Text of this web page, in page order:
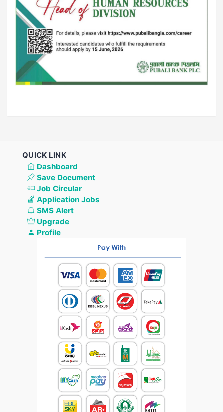
QUICK LINK
Dashboard
Save Document
Job Circular
Application Jobs
SMS Alert
Upgrade
Profile